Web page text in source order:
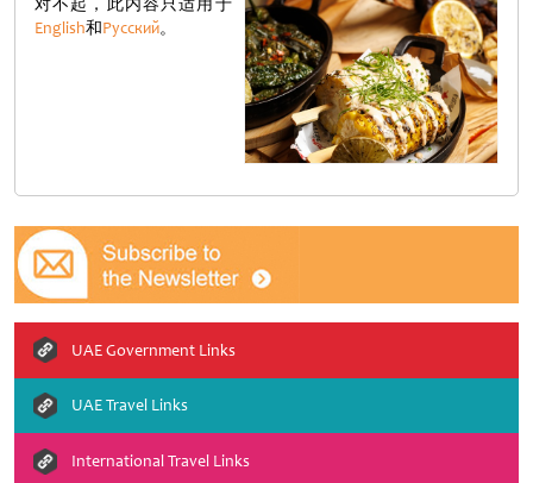
对不起，此内容只适用于
English和Русский。
UAE Government Links
UAE Travel Links
International Travel Links